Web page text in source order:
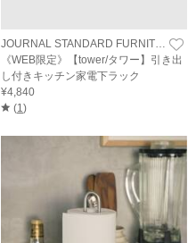
《WEB限定》【tower/タワー】引き出
し付きキッチン家電下ラック
¥4,840
(1 )